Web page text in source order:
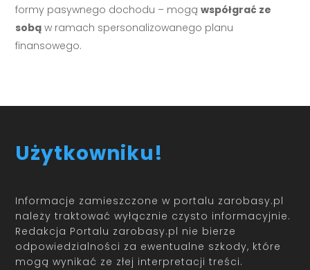
formy pasywnego dochodu – mogąwspółgrać ze
sobą w ramach spersonalizowanego planu
finansowego.
Użytkowniku!
Informacje zamieszczone w portalu zarobasy.pl
należy traktować wyłącznie czysto informacyjnie.
Redakcja Portalu zarobasy.pl nie bierze
odpowiedzialności za ewentualne szkody, które
mogą wynikać ze złej interpretacji treści.